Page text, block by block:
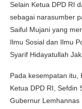
Selain Ketua DPD RI
sebagai narasumber
Saiful Mujani yang
Ilmu Sosial dan Ilmu
Syarif Hidayatullah
Pada kesempatan itu,
Ketua DPD RI, Sefdin
Gubernur Lemhannas